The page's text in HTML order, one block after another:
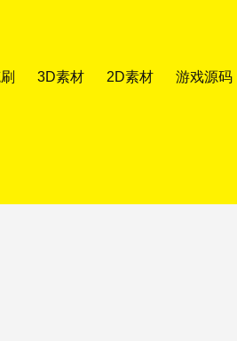
3D素材 2D素材 游戏源码